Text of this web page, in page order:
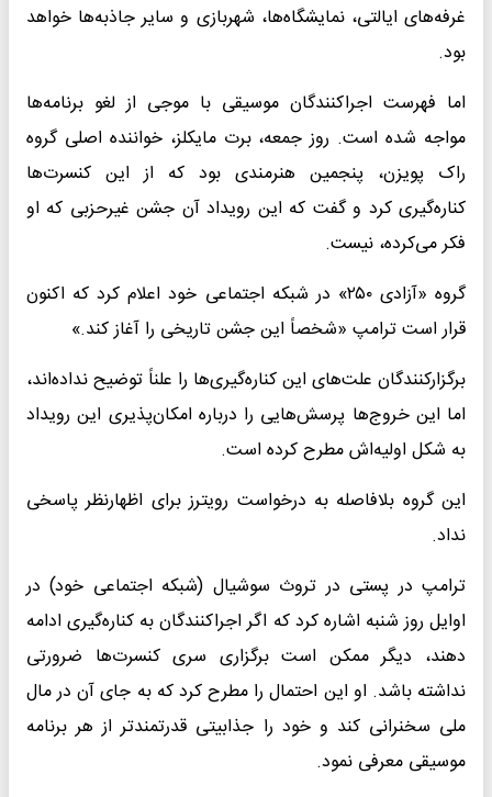
غرفه‌های ایالتی، نمایشگاه‌ها، شهربازی و سایر جاذبه‌ها خواهد
بود.
اما فهرست اجراکنندگان موسیقی با موجی از لغو برنامه‌ها
مواجه شده است. روز جمعه، برت مایکلز، خواننده اصلی گروه
راک پویزن، پنجمین هنرمندی بود که از این کنسرت‌ها
کناره‌گیری کرد و گفت که این رویداد آن جشن غیرحزبی که او
فکر می‌کرده، نیست.
گروه «آزادی ۲۵۰» در شبکه اجتماعی خود اعلام کرد که اکنون
قرار است ترامپ «شخصاً این جشن تاریخی را آغاز کند.»
برگزارکنندگان علت‌های این کناره‌گیری‌ها را علناً توضیح نداده‌اند،
اما این خروج‌ها پرسش‌هایی را درباره امکان‌پذیری این رویداد
به شکل اولیه‌اش مطرح کرده است.
این گروه بلافاصله به درخواست رویترز برای اظهارنظر پاسخی
نداد.
ترامپ در پستی در تروث سوشیال (شبکه اجتماعی خود) در
اوایل روز شنبه اشاره کرد که اگر اجراکنندگان به کناره‌گیری ادامه
دهند، دیگر ممکن است برگزاری سری کنسرت‌ها ضرورتی
نداشته باشد. او این احتمال را مطرح کرد که به جای آن در مال
ملی سخنرانی کند و خود را جذابیتی قدرتمندتر از هر برنامه
موسیقی معرفی نمود.